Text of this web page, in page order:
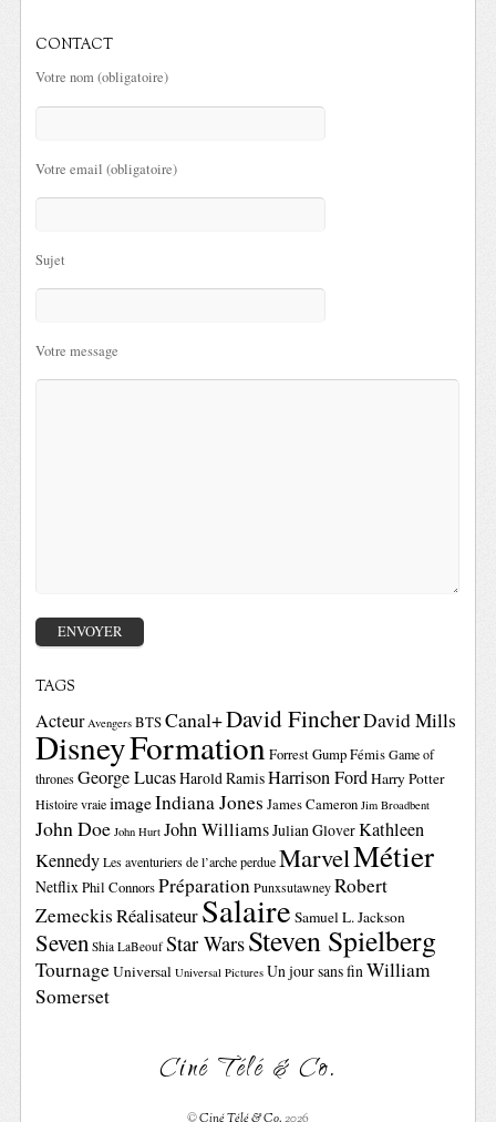
CONTACT
Votre nom (obligatoire)
Votre email (obligatoire)
Sujet
Votre message
TAGS
Acteur Avengers BTSCanal+David FincherDavid Mills
DisneyFormationForrest GumpFémis Game of
thrones George LucasHarold RamisHarrison FordHarry Potter
Histoire vraie imageIndiana Jones James Cameron Jim Broadbent
John Doe John Hurt John WilliamsJulian GloverKathleen
Kennedy Les aventuriers de l’arche perdue MarvelMétier
NetflixPhil ConnorsPréparation Punxsutawney Robert
ZemeckisRéalisateurSalaire Samuel L. Jackson
Seven Shia LaBeouf Star WarsSteven Spielberg
TournageUniversal Universal Pictures Un jour sans finWilliam
Somerset
Ciné Télé & Co.